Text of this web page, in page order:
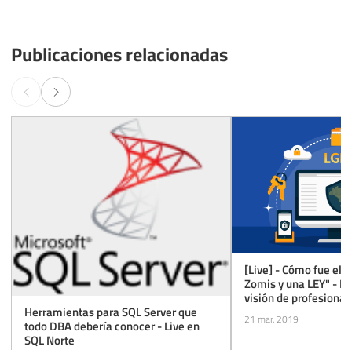
Publicaciones relacionadas
Herramientas para SQL Server que
todo DBA debería conocer - Live en
SQL Norte
[Live] - Cómo fue el
Zomis y una LEY" -
visión de
21 mar. 2019